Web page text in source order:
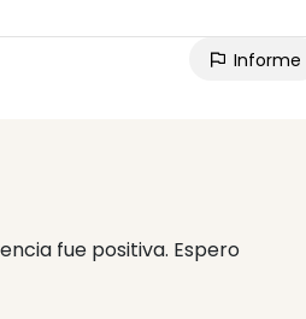
Informe
fue positiva. Espero